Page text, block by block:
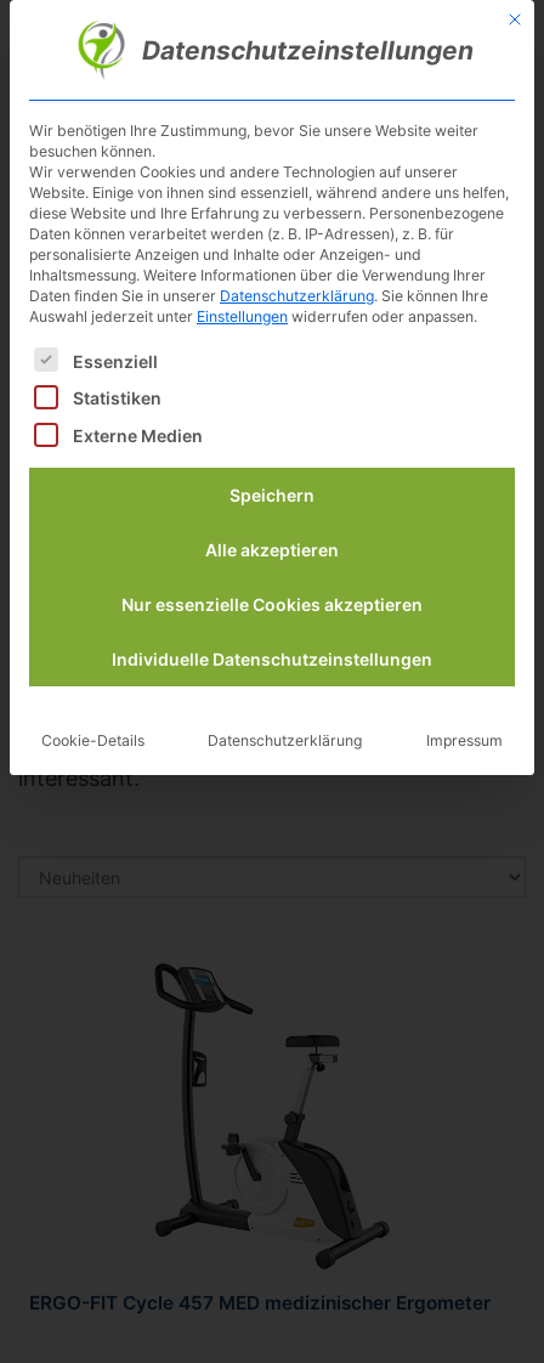
Skip
Besuche meinen Youtube-Kanal ▶︎
Ergo-Fit
ERGO-FIT ist ein deutsches
Traditionsunternehmen mit Sitz in Pirmasens.
Der Komplettanbieter entwickelt und produziert
Geräte für das Cardio- und Krafttraining,
Trainingssysteme und individuelle Konzepte für
maßgeschneidertes Gesundheitstraining.
Die Produkte sind höchst Zuverlässig,
erstklassige Qualität und verfügen über präzise
Messtechnik.
Medizinprodukte – deshalb sind sie für
Krankenhäuser und Rehabilitationszentren
interessant.
ERGO-FIT Cycle 457 MED medizinischer Ergometer
Mit
Datenschutzeinstellungen
Wir benötigen Ihre Zustimmung, bevor Sie unsere Website weiter
besuchen können.
Wir verwenden Cookies und andere Technologien auf unserer
Website. Einige von ihnen sind essenziell, während andere uns helfen,
diese Website und Ihre Erfahrung zu verbessern. Personenbezogene
Daten können verarbeitet werden (z. B. IP-Adressen), z. B. für
personalisierte Anzeigen und Inhalte oder Anzeigen- und
Inhaltsmessung. Weitere Informationen über die Verwendung Ihrer
Daten finden Sie in unserer Datenschutzerklärung. Sie können Ihre
Auswahl jederzeit unter Einstellungen widerrufen oder anpassen.
Es folgt eine Liste der Service-Gruppen, für die eine
Essenziell
Statistiken
Externe Medien
Speichern
Alle akzeptieren
Nur essenzielle Cookies akzeptieren
Individuelle Datenschutzeinstellungen
Cookie-Details Datenschutzerklärung Impressum